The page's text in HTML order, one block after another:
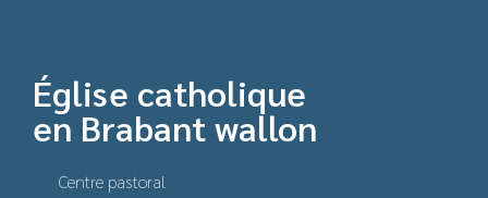
Église catholique
en Brabant wallon
Centre pastoral